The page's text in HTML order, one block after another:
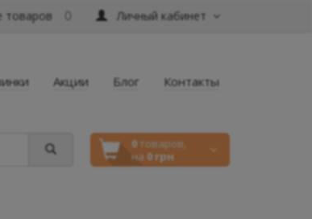
Личный кабинет
товаров 0
Акции Блог Контакты
0товаров,
на 0 грн